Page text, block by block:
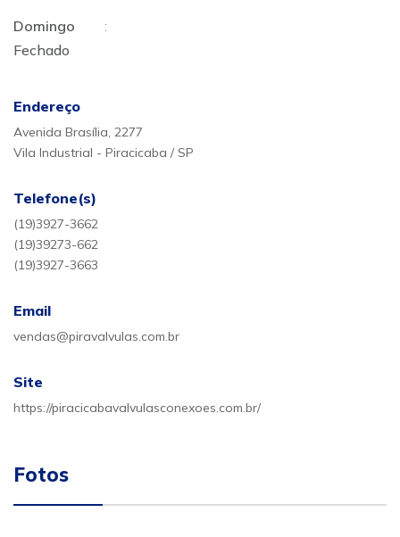
Domingo
:
Fechado
Endereço
Avenida Brasília, 2277
Vila Industrial - Piracicaba / SP
Telefone(s)
(19)3927-3662
(19)39273-662
(19)3927-3663
Email
vendas@piravalvulas.com.br
Site
https://piracicabavalvulasconexoes.com.br/
Fotos